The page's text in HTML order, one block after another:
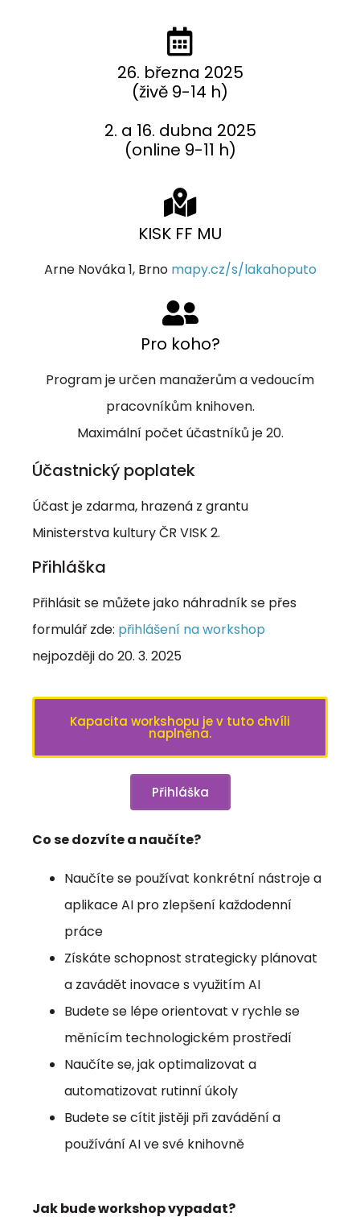
26. března 2025
(živě 9-14 h)
2. a 16. dubna 2025
(online 9-11 h)
KISK FF MU
Arne Nováka 1, Brno mapy.cz/s/lakahoputo
Pro koho?
Program je určen manažerům a vedoucím
pracovníkům knihoven.
Maximální počet účastníků je 20.
Účastnický poplatek
Účast je zdarma, hrazená z grantu
Ministerstva kultury ČR VISK 2.
Přihláška
Přihlásit se můžete jako náhradník se přes
formulář zde: přihlášení na workshop
nejpozději do 20. 3. 2025
Kapacita workshopu je v tuto chvíli
naplněna.
Přihláška
Co se dozvíte a naučíte?
Naučíte se používat konkrétní nástroje a
aplikace AI pro zlepšení každodenní
práce
Získáte schopnost strategicky plánovat
a zavádět inovace s využitím AI
Budete se lépe orientovat v rychle se
měnícím technologickém prostředí
Naučíte se, jak optimalizovat a
automatizovat rutinní úkoly
Budete se cítit jistěji při zavádění a
používání AI ve své knihovně
Jak bude workshop vypadat?